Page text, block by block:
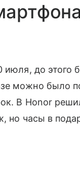
до этого
можно было
В Honor
но часы в